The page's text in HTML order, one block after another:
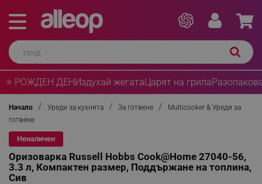
⭐ РОЖДЕН ДЕНИздухай жегатаЦарят на грила
Начало Уреди за кухнята За готвене
Multicooker & Уреди за
готвене
Неналичен
Оризоварка Russell Hobbs Cook@Home 27040-56,
3.3 л, Компактен размер, Поддържане на топлина,
Сив